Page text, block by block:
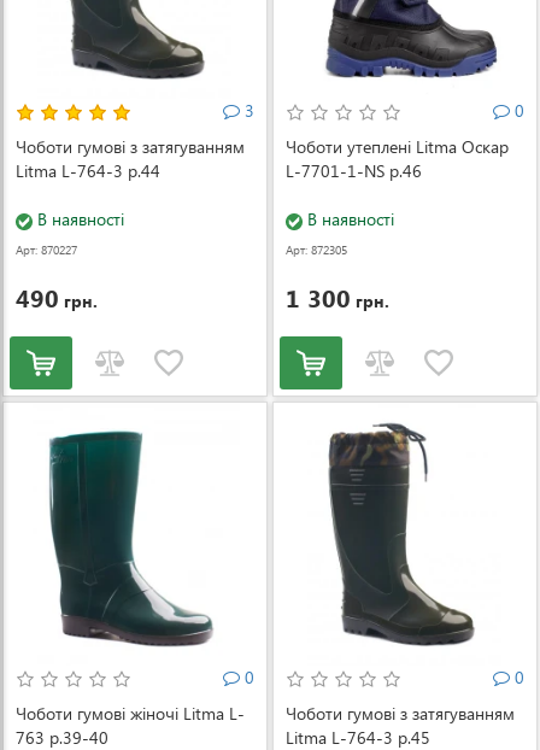
3
Чоботи гумові з затягуванням
Litma L-764-3 р.44
В наявності
Арт: 870227
490 грн.
0
Чоботи утеплені Litma Оскар
L-7701-1-NS р.46
В наявності
Арт: 872305
1 300 грн.
0
Чоботи гумові жіночі Litma L-
763 р.39-40
0
Чоботи гумові з затягуванням
Litma L-764-3 р.45